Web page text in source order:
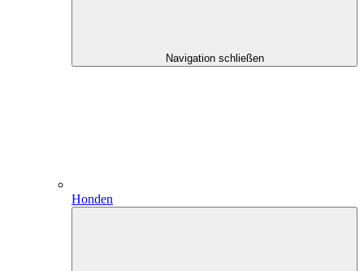
Navigation schließen
Honden